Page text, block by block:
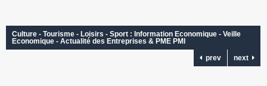
Culture - Tourisme - Loisirs - Sport : Information Economique - Veille
Economique - Actualité des Entreprises & PME PMI
prev
next